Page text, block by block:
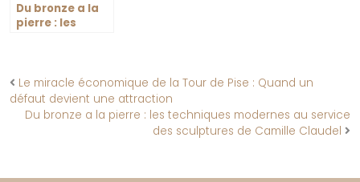
Du bronze a la
pierre : les
sculptures de
Camille Claudel
Le miracle économique de la Tour de Pise : Quand un
défaut devient une attraction
Du bronze a la pierre : les techniques modernes au service
des sculptures de Camille Claudel